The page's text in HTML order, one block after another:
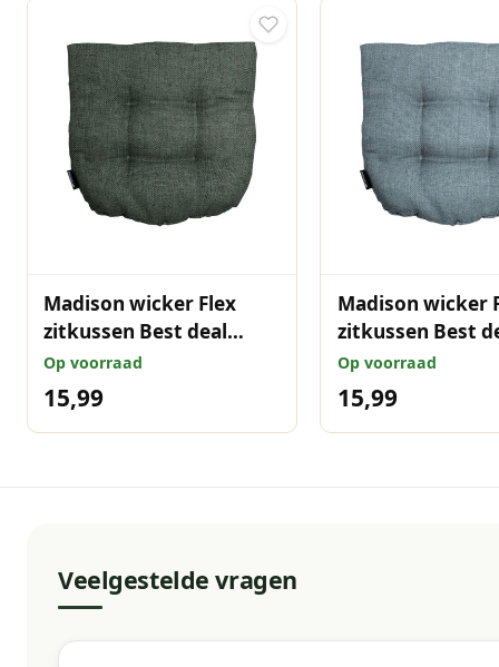
Madison wicker Flex
zitkussen Best deal
Green 46x46 cm
Op voorraad
15,99
Madison wicker
zitkussen Best
46x46 cm
Op voorraad
15,99
Veelgestelde vragen